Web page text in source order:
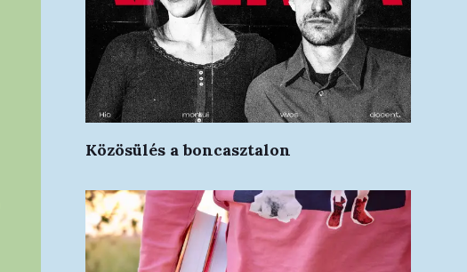
Közösülés a boncasztalon